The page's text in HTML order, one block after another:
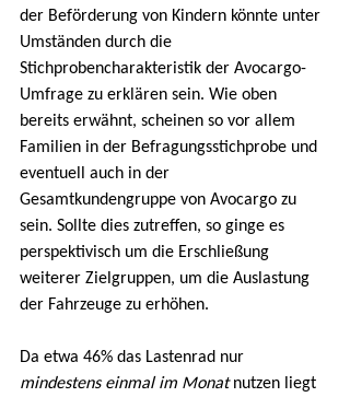
der Beförderung von Kindern könnte unter
Umständen durch die
Stichprobencharakteristik der Avocargo-
Umfrage zu erklären sein. Wie oben
bereits erwähnt, scheinen so vor allem
Familien in der Befragungsstichprobe und
eventuell auch in der
Gesamtkundengruppe von Avocargo zu
sein. Sollte dies zutreffen, so ginge es
perspektivisch um die Erschließung
weiterer Zielgruppen, um die Auslastung
der Fahrzeuge zu erhöhen.
Da etwa 46% das Lastenrad nur
mindestens einmal im Monat nutzen liegt